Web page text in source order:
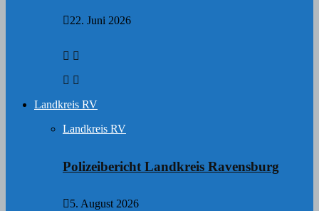
22. Juni 2026
Landkreis RV
Landkreis RV
Polizeibericht Landkreis Ravensburg
5. August 2026